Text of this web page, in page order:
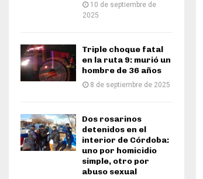
10 de septiembre de
2025
Triple choque fatal
en la ruta 9: murió un
hombre de 36 años
8 de septiembre de 2025
Dos rosarinos
detenidos en el
interior de Córdoba:
uno por homicidio
simple, otro por
abuso sexual